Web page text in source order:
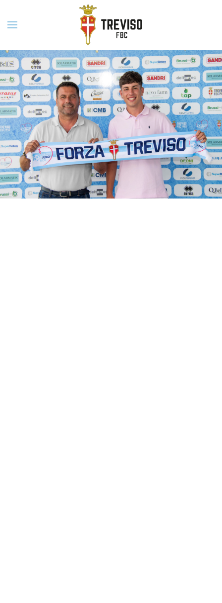
Skip to main content